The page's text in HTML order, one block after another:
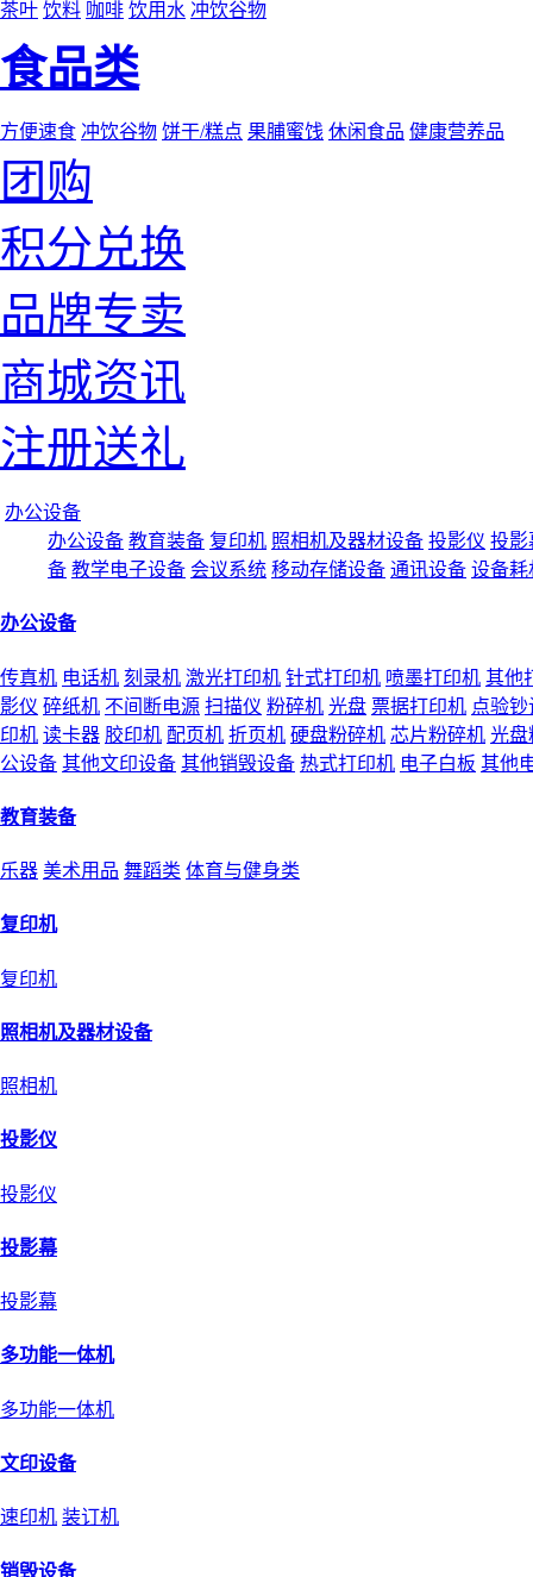
茶叶 饮料 咖啡 饮用水 冲饮谷物
食品类
方便速食 冲饮谷物 饼干/糕点 果脯蜜饯 休闲食品 健康营养品
团购
积分兑换
品牌专卖
商城资讯
注册送礼
办公设备
办公设备 教育装备 复印机 照相机及器材设备 投影仪 投影
备 教学电子设备 会议系统 移动存储设备 通讯设备 设备耗
办公设备
传真机 电话机 刻录机 激光打印机 针式打印机 喷墨打印机 其他
影仪 碎纸机 不间断电源 扫描仪 粉碎机 光盘 票据打印机 点验钞
印机 读卡器 胶印机 配页机 折页机 硬盘粉碎机 芯片粉碎机 光盘
公设备 其他文印设备 其他销毁设备 热式打印机 电子白板 其他
教育装备
乐器 美术用品 舞蹈类 体育与健身类
复印机
复印机
照相机及器材设备
照相机
投影仪
投影仪
投影幕
投影幕
多功能一体机
多功能一体机
文印设备
速印机 装订机
销毁设备